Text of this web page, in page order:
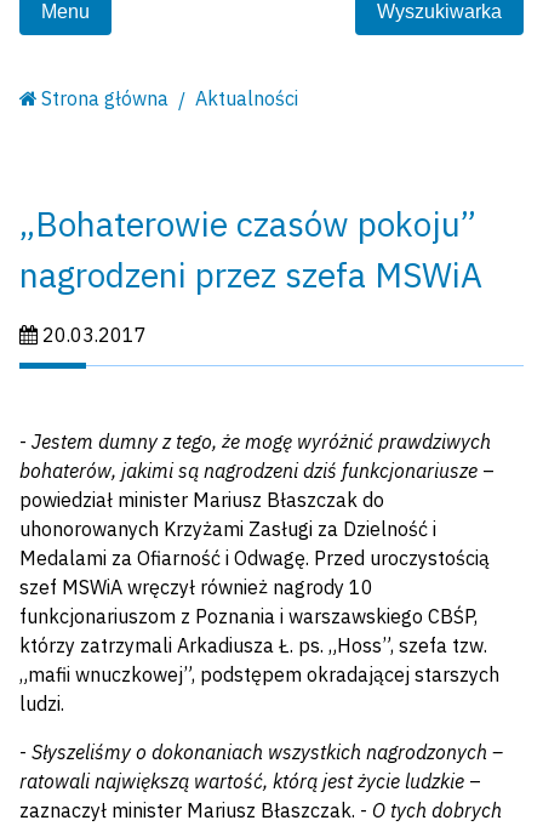
Menu Wyszukiwarka
Strona główna Aktualności
„Bohaterowie czasów pokoju”
nagrodzeni przez szefa MSWiA
Data publikacji:
20.03.2017
- Jestem dumny z tego, że mogę wyróżnić prawdziwych
bohaterów, jakimi są nagrodzeni dziś funkcjonariusze –
powiedział minister Mariusz Błaszczak do
uhonorowanych Krzyżami Zasługi za Dzielność i
Medalami za Ofiarność i Odwagę. Przed uroczystością
szef MSWiA wręczył również nagrody 10
funkcjonariuszom z Poznania i warszawskiego CBŚP,
którzy zatrzymali Arkadiusza Ł. ps. „Hoss”, szefa tzw.
„mafii wnuczkowej”, podstępem okradającej starszych
ludzi.
- Słyszeliśmy o dokonaniach wszystkich nagrodzonych –
ratowali największą wartość, którą jest życie ludzkie –
zaznaczył minister Mariusz Błaszczak. - O tych dobrych